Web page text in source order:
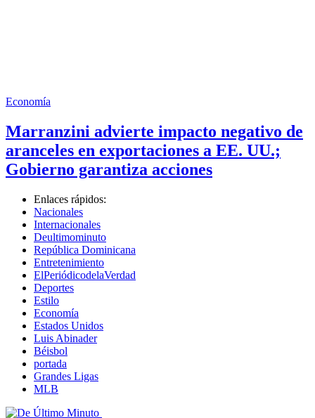
Economía
Marranzini advierte impacto negativo de
aranceles en exportaciones a EE. UU.;
Gobierno garantiza acciones
Enlaces rápidos:
Nacionales
Internacionales
Deultimominuto
República Dominicana
Entretenimiento
ElPeriódicodelaVerdad
Deportes
Estilo
Economía
Estados Unidos
Luis Abinader
Béisbol
portada
Grandes Ligas
MLB